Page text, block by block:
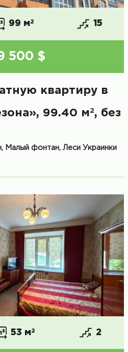
99 м2 15
500 $
квартиру в
99.40 м2, без
Малый фонтан, Леси Украинки
53 м2 2